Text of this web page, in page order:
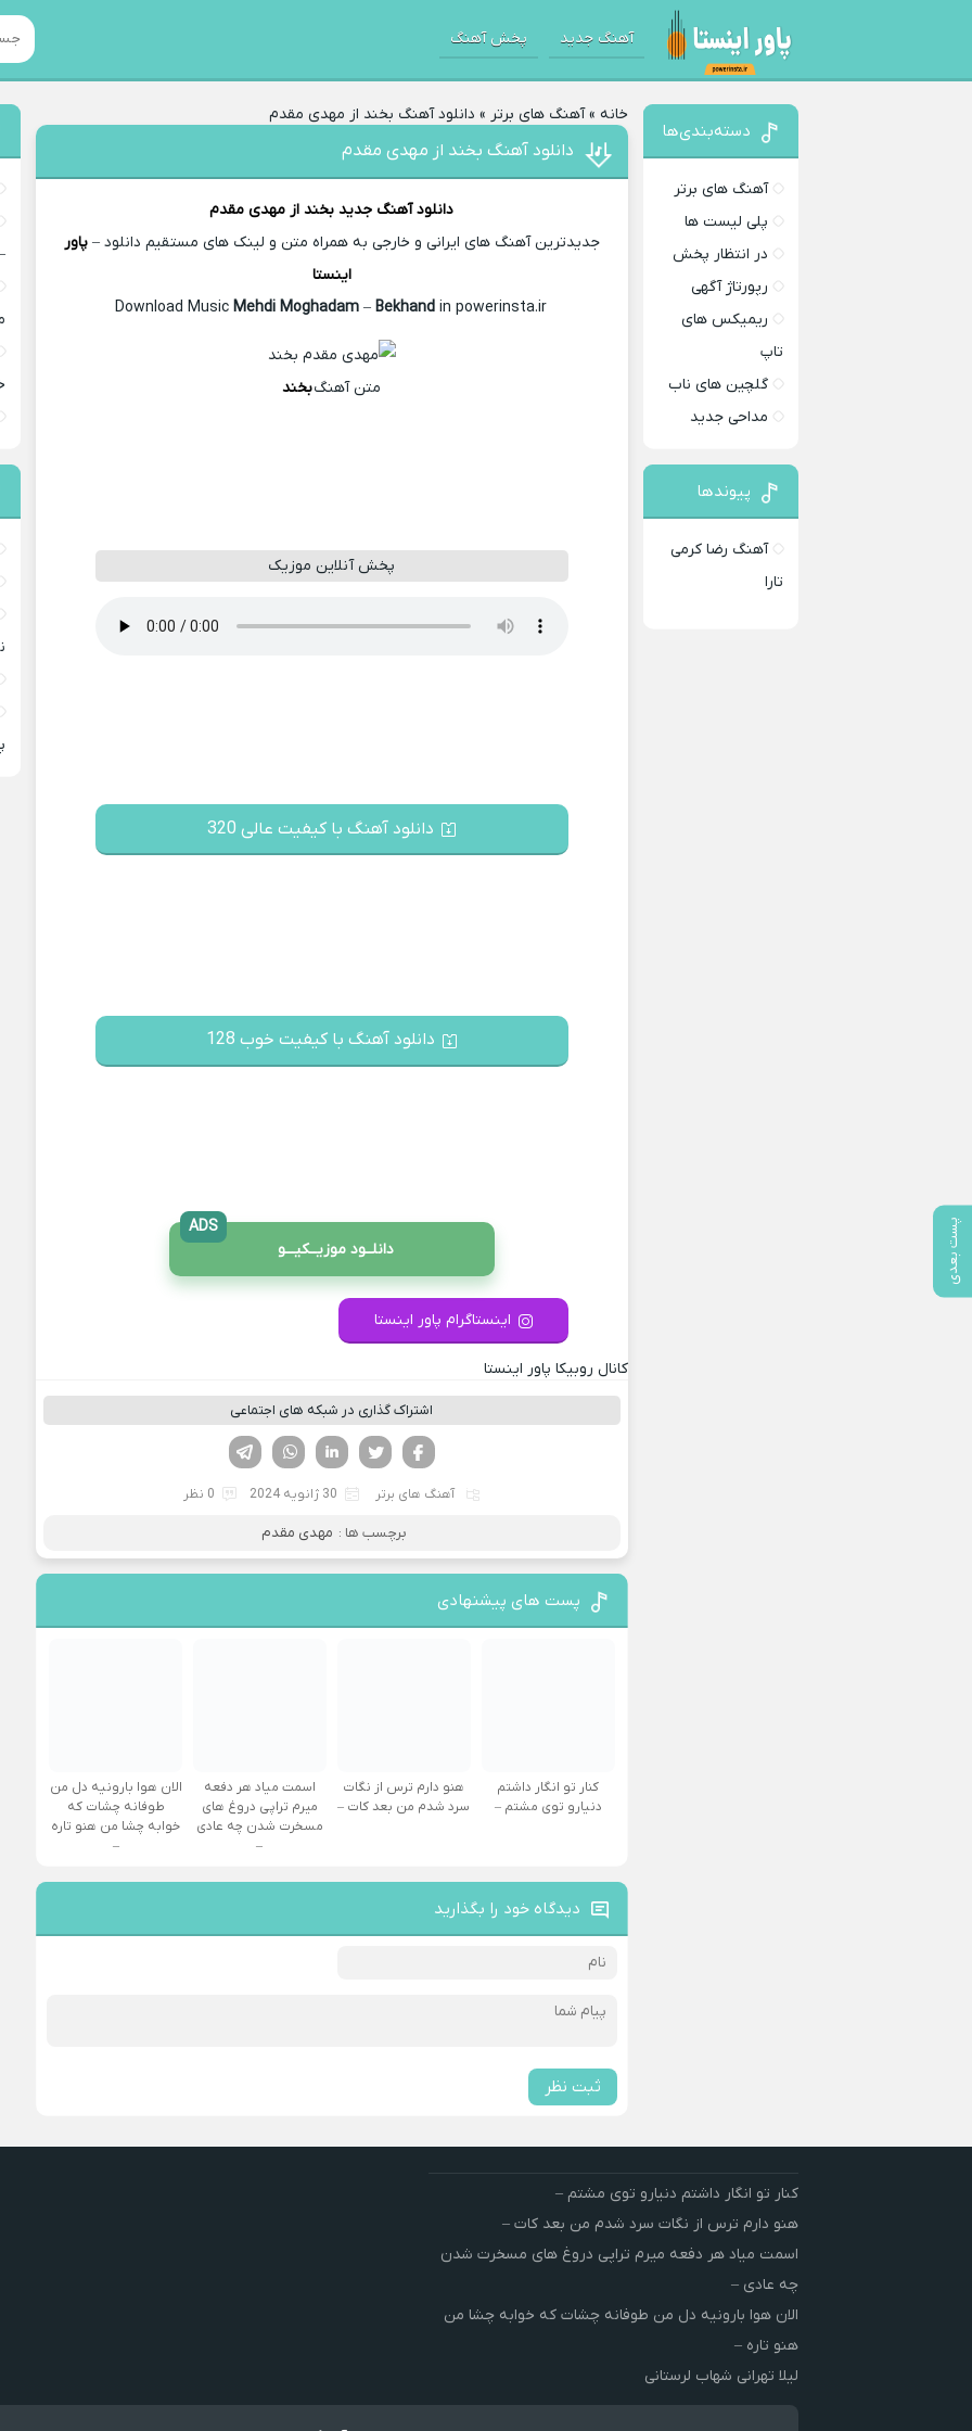
آهنگ جدید پخش آهنگ
خانه »آهنگ های برتر » دانلود آهنگ بخند از مهدی مقدم
پست بعدی
دانلود آهنگ بخند از مهدی مقدم
دانلود آهنگ جدید بخند از مهدی مقدم
جدیدترین آهنگ های ایرانی و خارجی به همراه متن و لینک های مستقیم دانلود –پاور
اینستا
Mehdi Moghadam –Bekhandin powerinsta.ir
متن آهنگبخند
پخش آنلاین موزیک
دانلود آهنگ با کیفیت عالی 320
دانلود آهنگ با کیفیت خوب 128
دانلــود موزیــکیـــو
ADS
اینستاگرام پاور اینستا
کانال روبیکا پاور اینستا
اشتراک گذاری در شبکه های اجتماعی
لینکدین تویتر
فیسوک
آهنگ های برتر 30 ژانویه 2024 0 نظر
برچسب ها : مهدی مقدم
پست های پیشنهادی
کنار تو انگار داشتم
دنیارو توی مشتم –
هنو دارم ترس از نگات
سرد شدم من بعد کات –
اسمت میاد هر دفعه
میرم تراپی دروغ‌ های
مسخرت شدن چه عادی
–
الان هوا بارونیه دل من
طوفانه چشات که
خوابه چشا من هنو تاره
–
دیدگاه خود را بگذارید
ثبت نظر
دسته‌بندی‌ها
آهنگ های برتر
پلی لیست ها
در انتظار پخش
رپورتاژ آگهی
ریمیکس های
تاپ
گلچین های ناب
مداحی جدید
پیوندها
آهنگ رضا کرمی
تارا
کنار تو انگار داشتم دنیارو توی مشتم –
هنو دارم ترس از نگات سرد شدم من بعد کات –
اسمت میاد هر دفعه میرم تراپی دروغ‌ های مسخرت شدن
چه عادی –
الان هوا بارونیه دل من طوفانه چشات که خوابه چشا من
هنو تاره –
لیلا تهرانی شهاب لرستانی